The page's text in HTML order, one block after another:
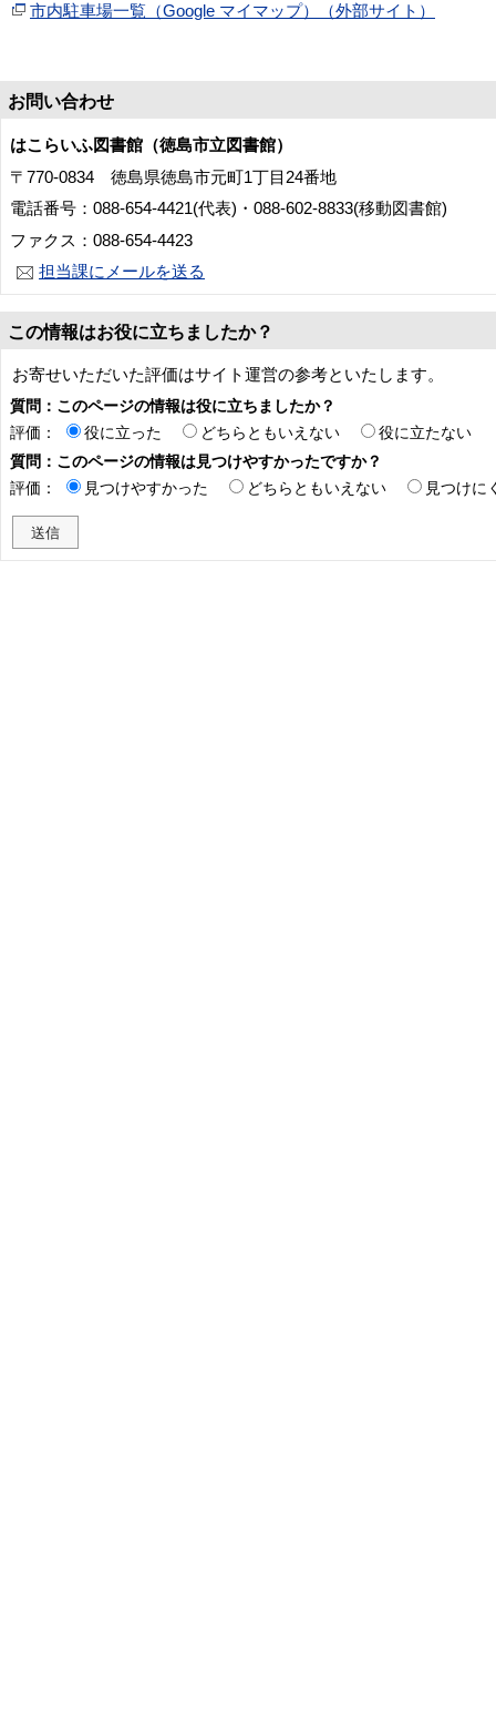
市内駐車場一覧（Google マイマップ）（外部サイト）
お問い合わせ
はこらいふ図書館（徳島市立図書館）
〒770-0834 徳島県徳島市元町1丁目24番地
電話番号：088-654-4421(代表)・088-602-8833(移動図書館)
ファクス：088-654-4423
担当課にメールを送る
この情報はお役に立ちましたか？
お寄せいただいた評価はサイト運営の参考といたします。
質問：このページの情報は役に立ちましたか？
評価：
役に立った どちらともいえない
役に立たない
質問：このページの情報は見つけやすかったですか？
評価：
見つけやすかった どちらともいえない 見つけに